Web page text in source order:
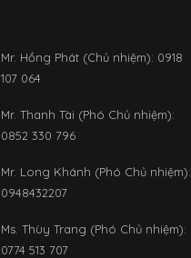
Mr. Hồng Phát (Chủ nhiệm): 0918
107 064
Mr. Thanh Tài (Phó Chủ nhiệm):
0852 330 796
Mr. Long Khánh (Phó Chủ nhiệm):
0948432207
Ms. Thùy Trang (Phó Chủ nhiệm):
0774 513 707